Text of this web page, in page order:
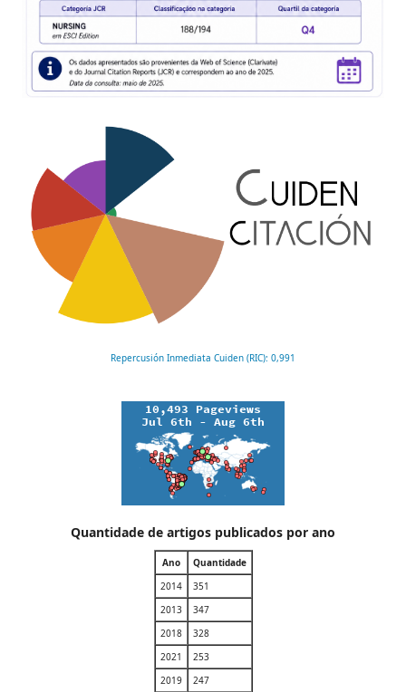
Repercusión Inmediata Cuiden (RIC): 0,991
Quantidade de artigos publicados por ano
Ano
Quantidade
2014
351
2013
347
2018
328
2021
253
2019
247